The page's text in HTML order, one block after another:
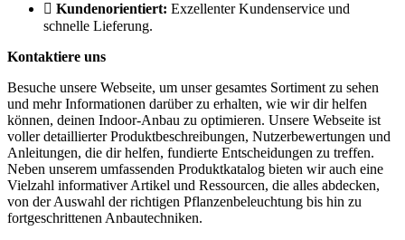
Kundenorientiert: Exzellenter Kundenservice und
schnelle Lieferung.
Kontaktiere uns
Besuche unsere Webseite, um unser gesamtes Sortiment zu sehen
und mehr Informationen darüber zu erhalten, wie wir dir helfen
können, deinen Indoor-Anbau zu optimieren. Unsere Webseite ist
voller detaillierter Produktbeschreibungen, Nutzerbewertungen und
Anleitungen, die dir helfen, fundierte Entscheidungen zu treffen.
Neben unserem umfassenden Produktkatalog bieten wir auch eine
Vielzahl informativer Artikel und Ressourcen, die alles abdecken,
von der Auswahl der richtigen Pflanzenbeleuchtung bis hin zu
fortgeschrittenen Anbautechniken.